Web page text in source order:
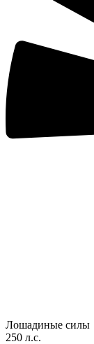
Лошадиные силы
250 л.с.